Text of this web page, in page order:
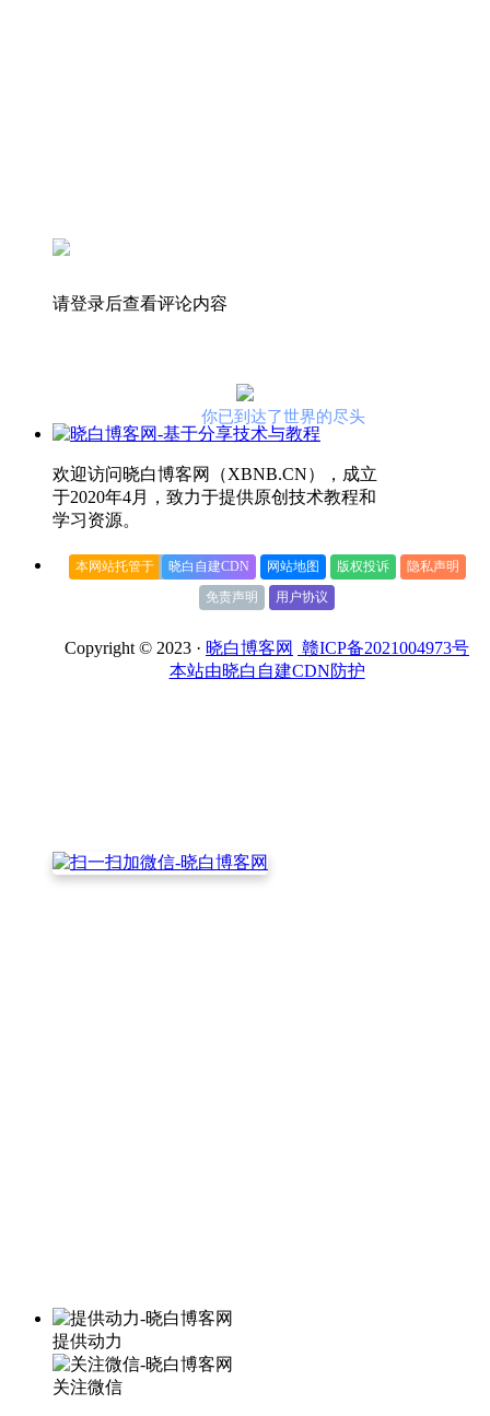
请登录后查看评论内容
你已到达了世界的尽头
欢迎访问晓白博客网（XBNB.CN），成立
于2020年4月，致力于提供原创技术教程和
学习资源。
本网站托管于 晓白自建CDN 网站地图 版权投诉
隐私声明
免责声明
用户协议
Copyright © 2023 · 晓白博客网
赣ICP备2021004973号
本站由晓白自建CDN防护
提供动力
关注微信